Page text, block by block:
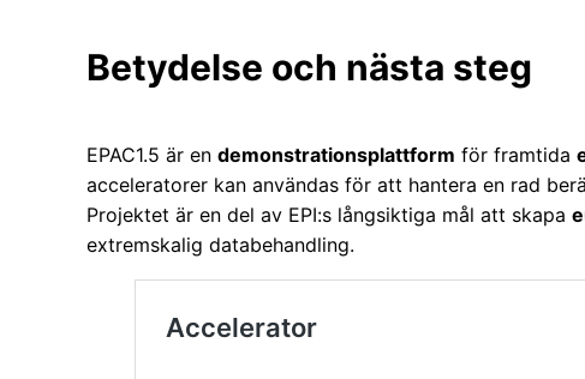
Betydelse och nästa steg
EPAC1.5 är en demonstrationsplattform för framtida
acceleratorer kan användas för att hantera en rad
Projektet är en del av EPI:s långsiktiga mål att skapa
extremskalig databehandling.